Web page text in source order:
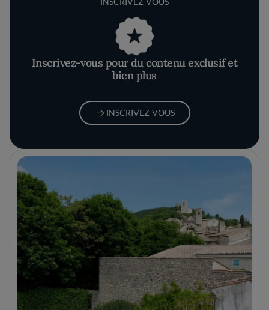
Inscrivez-vous pour du contenu exclusif et
bien plus
INSCRIVEZ-VOUS